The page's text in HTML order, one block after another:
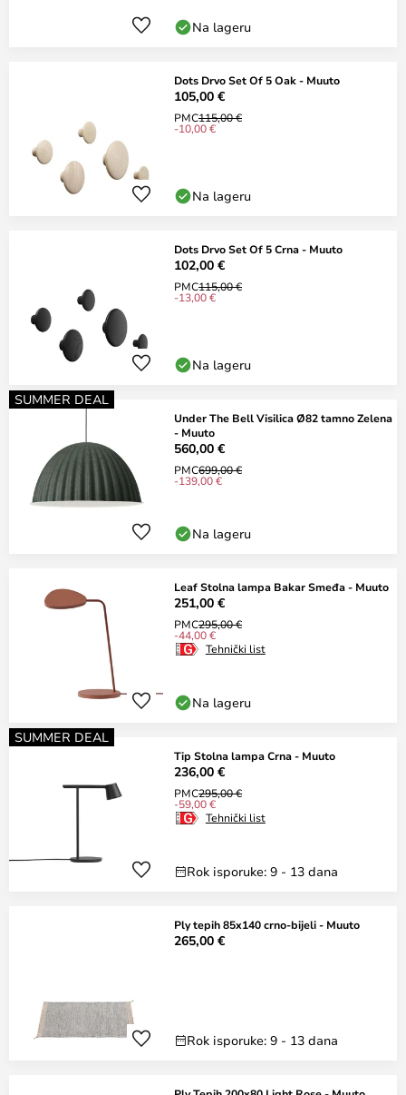
Na lageru
Dots Drvo Set Of 5 Oak - Muuto
105,00 €
PMC115,00 €
-10,00 €
Na lageru
Dots Drvo Set Of 5 Crna - Muuto
102,00 €
PMC115,00 €
-13,00 €
Na lageru
SUMMER DEAL
Under The Bell Visilica Ø82 tamno Zelena
- Muuto
560,00 €
PMC699,00 €
-139,00 €
Na lageru
Leaf Stolna lampa Bakar Smeđa - Muuto
251,00 €
PMC295,00 €
-44,00 €
Tehnički list
Na lageru
SUMMER DEAL
Tip Stolna lampa Crna - Muuto
236,00 €
PMC295,00 €
-59,00 €
Tehnički list
Rok isporuke: 9 - 13 dana
Ply tepih 85x140 crno-bijeli - Muuto
265,00 €
Rok isporuke: 9 - 13 dana